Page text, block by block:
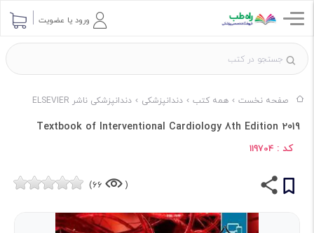
ورود یا عضویت
صفحه نخست همه کتب دندانپزشکی دندانپزشکی ناشر ELSEVIER
Textbook of Interventional Cardiology 8th Edition 2019
کد : 119704
(
66)